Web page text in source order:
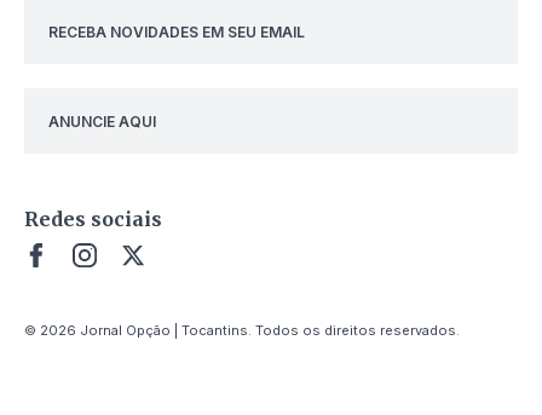
RECEBA NOVIDADES EM SEU EMAIL
ANUNCIE AQUI
Redes sociais
© 2026 Jornal Opção | Tocantins. Todos os direitos reservados.